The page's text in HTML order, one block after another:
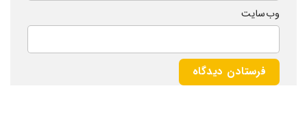
وب‌ سایت